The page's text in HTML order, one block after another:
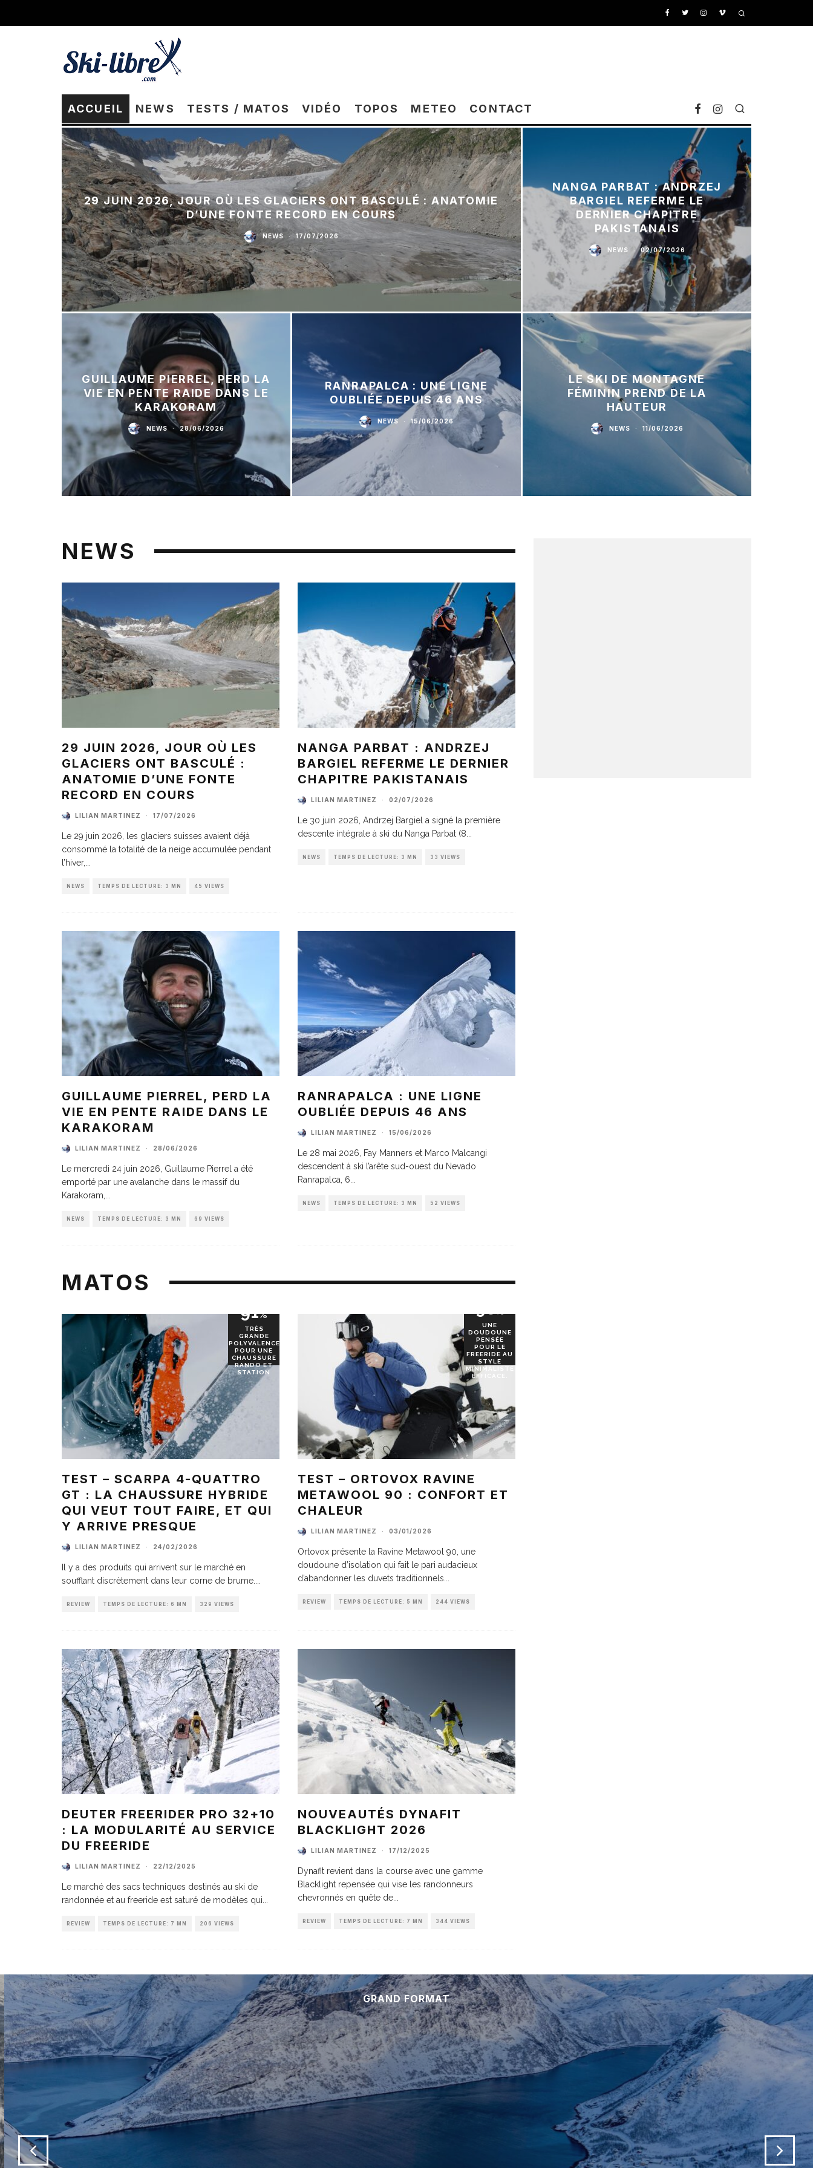
ACCUEIL NEWS TESTS / MATOS VIDÉO TOPOS METEO CONTACT
29 JUIN 2026, JOUR OÙ LES GLACIERS ONT BASCULÉ : ANATOMIE
D’UNE FONTE RECORD EN COURS
NEWS · 17/07/2026
NANGA PARBAT : ANDRZEJ
BARGIEL REFERME LE
DERNIER CHAPITRE
PAKISTANAIS
NEWS · 02/07/2026
GUILLAUME PIERREL, PERD LA
VIE EN PENTE RAIDE DANS LE
KARAKORAM
NEWS · 28/06/2026
RANRAPALCA : UNE LIGNE
OUBLIÉE DEPUIS 46 ANS
NEWS · 15/06/2026
LE SKI DE MONTAGNE
FÉMININ PREND DE LA
HAUTEUR
NEWS · 11/06/2026
NEWS
29 JUIN 2026, JOUR OÙ LES
GLACIERS ONT BASCULÉ :
ANATOMIE D’UNE FONTE
RECORD EN COURS
LILIAN MARTINEZ · 17/07/2026
Le 29 juin 2026, les glaciers suisses avaient déjà
consommé la totalité de la neige accumulée pendant
l’hiver,
NEWS TEMPS DE LECTURE: 3 MN 45 VIEWS
NANGA PARBAT : ANDRZEJ
BARGIEL REFERME LE DERNIER
CHAPITRE PAKISTANAIS
LILIAN MARTINEZ · 02/07/2026
Le 30 juin 2026, Andrzej Bargiel a signé la première
descente intégrale à ski du Nanga Parbat (8
NEWS TEMPS DE LECTURE: 3 MN 33 VIEWS
GUILLAUME PIERREL, PERD LA
VIE EN PENTE RAIDE DANS LE
KARAKORAM
LILIAN MARTINEZ · 28/06/2026
Le mercredi 24 juin 2026, Guillaume Pierrel a été
emporté par une avalanche dans le massif du
Karakoram,
NEWS TEMPS DE LECTURE: 3 MN 69 VIEWS
RANRAPALCA : UNE LIGNE
OUBLIÉE DEPUIS 46 ANS
LILIAN MARTINEZ · 15/06/2026
Le 28 mai 2026, Fay Manners et Marco Malcangi
descendent à ski l’arête sud-ouest du Nevado
Ranrapalca, 6
NEWS TEMPS DE LECTURE: 3 MN 52 VIEWS
MATOS
91%
TRÈS
GRANDE
POLYVALENCE
POUR UNE
CHAUSSURE
RANDO ET
STATION
TEST – SCARPA 4-QUATTRO
GT : LA CHAUSSURE HYBRIDE
QUI VEUT TOUT FAIRE, ET QUI
Y ARRIVE PRESQUE
LILIAN MARTINEZ · 24/02/2026
Il y a des produits qui arrivent sur le marché en
soufflant discrètement dans leur corne de brume.
REVIEW TEMPS DE LECTURE: 6 MN 329 VIEWS
90%
UNE
DOUDOUNE
PENSÉE
POUR LE
FREERIDE AU
STYLE
MINIMALISTE
EFFICACE.
TEST – ORTOVOX RAVINE
METAWOOL 90 : CONFORT ET
CHALEUR
LILIAN MARTINEZ · 03/01/2026
Ortovox présente la Ravine Metawool 90, une
doudoune d’isolation qui fait le pari audacieux
d’abandonner les duvets traditionnels
REVIEW TEMPS DE LECTURE: 5 MN 244 VIEWS
DEUTER FREERIDER PRO 32+10
: LA MODULARITÉ AU SERVICE
DU FREERIDE
LILIAN MARTINEZ · 22/12/2025
Le marché des sacs techniques destinés au ski de
randonnée et au freeride est saturé de modèles qui
REVIEW TEMPS DE LECTURE: 7 MN 206 VIEWS
NOUVEAUTÉS DYNAFIT
BLACKLIGHT 2026
LILIAN MARTINEZ · 17/12/2025
Dynafit revient dans la course avec une gamme
Blacklight repensée qui vise les randonneurs
chevronnés en quête de
REVIEW TEMPS DE LECTURE: 7 MN 344 VIEWS
GRAND FORMAT